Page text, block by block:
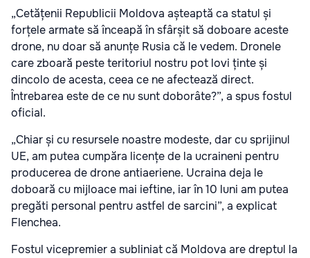
„Cetățenii Republicii Moldova așteaptă ca statul și
forțele armate să înceapă în sfârșit să doboare aceste
drone, nu doar să anunțe Rusia că le vedem. Dronele
care zboară peste teritoriul nostru pot lovi ținte și
dincolo de acesta, ceea ce ne afectează direct.
Întrebarea este de ce nu sunt doborâte?”, a spus fostul
oficial.
„Chiar și cu resursele noastre modeste, dar cu sprijinul
UE, am putea cumpăra licențe de la ucraineni pentru
producerea de drone antiaeriene. Ucraina deja le
doboară cu mijloace mai ieftine, iar în 10 luni am putea
pregăti personal pentru astfel de sarcini”, a explicat
Flenchea.
Fostul vicepremier a subliniat că Moldova are dreptul la